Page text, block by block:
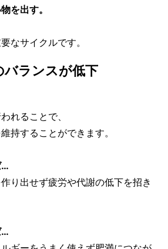
を出す。
なサイクルです。
バランスが低下
れることで、
持することができます。
…
り出せず疲労や代謝の低下を招き
…